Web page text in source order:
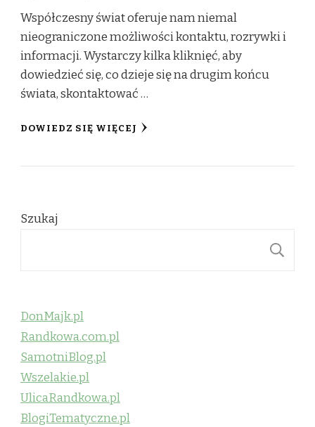
Współczesny świat oferuje nam niemal
nieograniczone możliwości kontaktu, rozrywki i
informacji. Wystarczy kilka kliknięć, aby
dowiedzieć się, co dzieje się na drugim końcu
świata, skontaktować …
DOWIEDZ SIĘ WIĘCEJ
Szukaj
DonMajk.pl
Randkowa.com.pl
SamotniBlog.pl
Wszelakie.pl
UlicaRandkowa.pl
BlogiTematyczne.pl